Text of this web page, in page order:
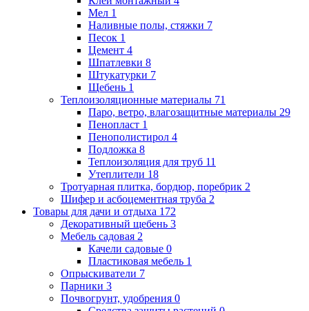
Мел 1
Наливные полы, стяжки 7
Песок 1
Цемент 4
Шпатлевки 8
Штукатурки 7
Щебень 1
Теплоизоляционные материалы 71
Паро, ветро, влагозащитные материалы 29
Пенопласт 1
Пенополистирол 4
Подложка 8
Теплоизоляция для труб 11
Утеплители 18
Тротуарная плитка, бордюр, поребрик 2
Шифер и асбоцементная труба 2
Товары для дачи и отдыха 172
Декоративный щебень 3
Мебель садовая 2
Качели садовые 0
Пластиковая мебель 1
Опрыскиватели 7
Парники 3
Почвогрунт, удобрения 0